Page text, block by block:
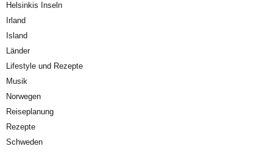
Helsinkis Inseln
Irland
Island
Länder
Lifestyle und Rezepte
Musik
Norwegen
Reiseplanung
Rezepte
Schweden